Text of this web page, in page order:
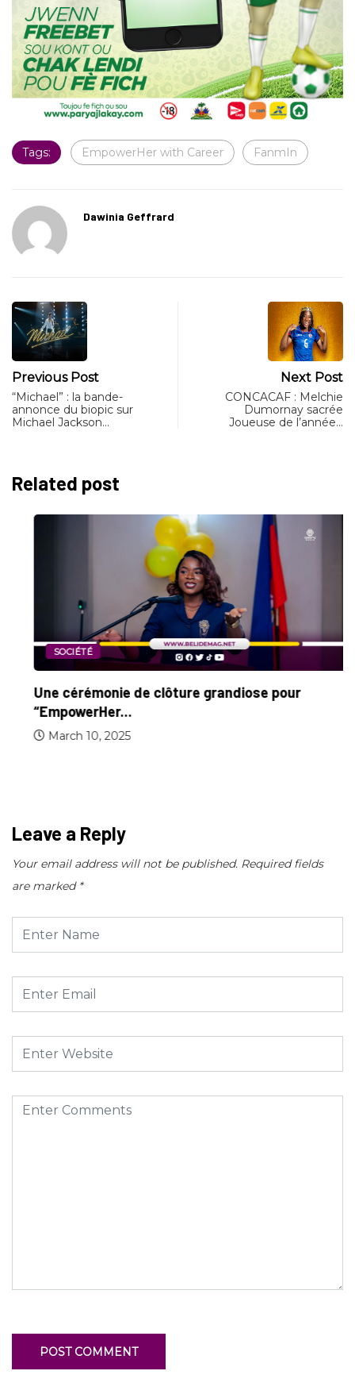
Tags: EmpowerHer with Career FanmIn
Dawinia Geffrard
Previous Post
“Michael” : la bande-
annonce du biopic sur
Michael Jackson…
Next Post
CONCACAF : Melchie
Dumornay sacrée
Joueuse de l’année…
Related post
SOCIÉTÉ
Une cérémonie de clôture grandiose pour
“EmpowerHer...
March 10, 2025
Leave a Reply
Your email address will not be published. Required fields
are marked *